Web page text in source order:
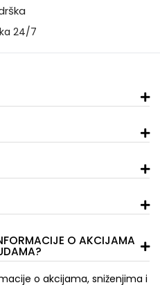
24/7
O AKCIJAMA
o akcijama, sniženjima i